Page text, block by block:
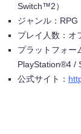
Switch™2）
ジャンル： RPG
プレイ人数：オ
プラットフォー
PlayStation®4 /
公式サイト：